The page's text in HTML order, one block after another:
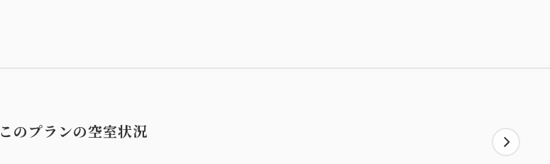
特典：SAIK朝食セット
このプランの空室状況